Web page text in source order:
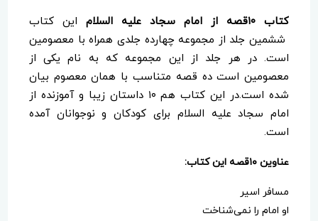
کتاب ۱۰قصه از امام سجاد علیه السلام
این کتاب
ششمین جلد از مجموعه چهارده جلدی همراه با معصومین
است. در هر جلد از این مجموعه که به نام یکی از
معصومین است ده قصه متناسب با همان معصوم بیان
شده است.در این کتاب هم ۱۰ داستان زیبا و آموزنده از
امام سجاد علیه السلام برای کودکان و نوجوانان آمده
است.
عناوین ۱۰قصه این کتاب:
مسافر اسیر
او امام را نمی‌شناخت